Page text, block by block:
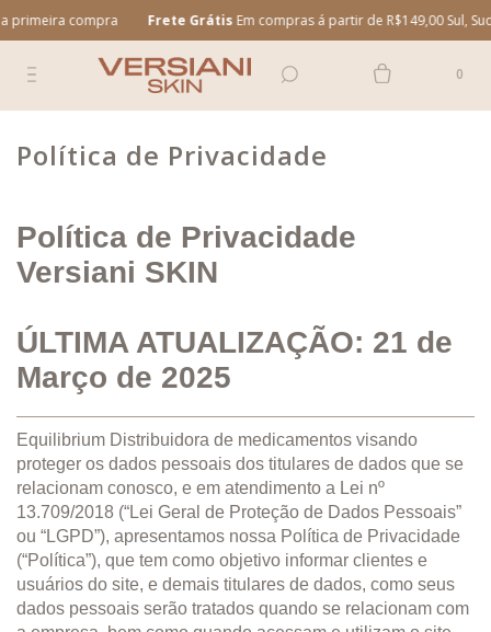
compra Frete GrátisEm compras á partir de R$149,00 Sul,
0
Política de Privacidade
Política de Privacidade
Versiani SKIN
ÚLTIMA ATUALIZAÇÃO: 21 de
Março de 2025
Equilibrium Distribuidora de medicamentos visando
proteger os dados pessoais dos titulares de dados que se
relacionam conosco, e em atendimento a Lei nº
13.709/2018 (“Lei Geral de Proteção de Dados Pessoais”
ou “LGPD”), apresentamos nossa Política de Privacidade
(“Política”), que tem como objetivo informar clientes e
usuários do site, e demais titulares de dados, como seus
dados pessoais serão tratados quando se relacionam com